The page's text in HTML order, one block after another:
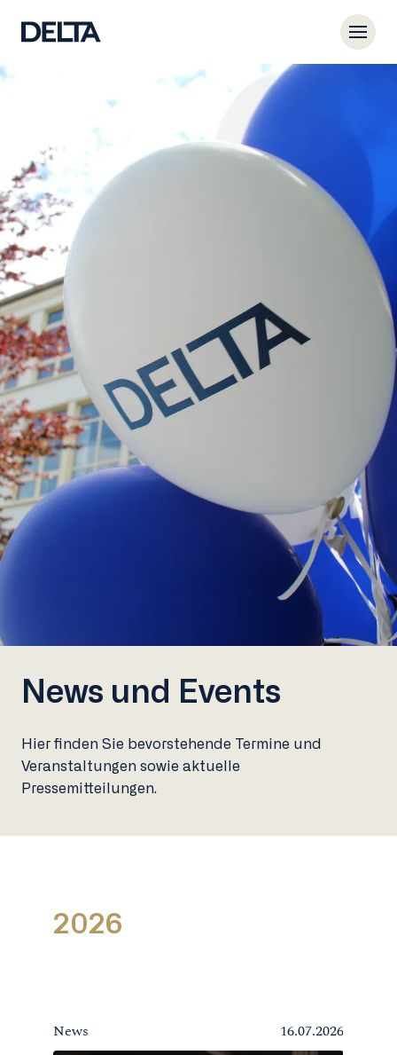
News und Events
Hier finden Sie bevorstehende Termine und
Veranstaltungen sowie aktuelle
Pressemitteilungen.
2026
News 16.07.2026